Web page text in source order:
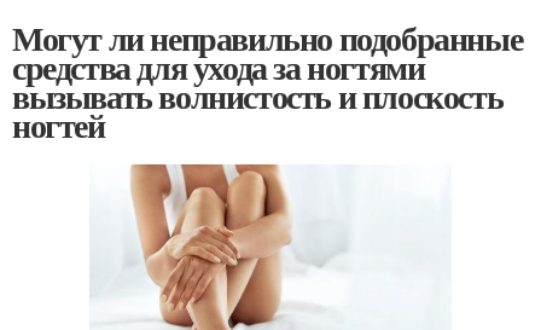
Могут ли неправильно подобранные
средства для ухода за ногтями
вызывать волнистость и плоскость
ногтей